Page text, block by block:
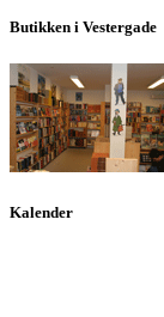
Butikken i Vestergade
Kalender